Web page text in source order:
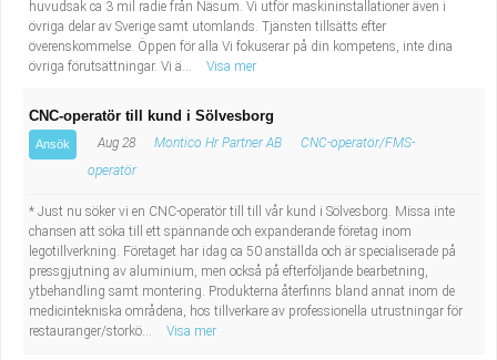
huvudsak ca 3 mil radie från Näsum. Vi utför maskininstallationer även i
övriga delar av Sverige samt utomlands. Tjänsten tillsätts efter
överenskommelse. Öppen för alla Vi fokuserar på din kompetens, inte dina
övriga förutsättningar. Vi ä...
Visa mer
CNC-operatör till kund i Sölvesborg
Ansök Aug 28 Montico Hr Partner AB
CNC-operatör/FMS-
operatör
* Just nu söker vi en CNC-operatör till till vår kund i Sölvesborg. Missa inte
chansen att söka till ett spännande och expanderande företag inom
legotillverkning. Företaget har idag ca 50 anställda och är specialiserade på
pressgjutning av aluminium, men också på efterföljande bearbetning,
ytbehandling samt montering. Produkterna återfinns bland annat inom de
medicintekniska områdena, hos tillverkare av professionella utrustningar för
restauranger/storkö...
Visa mer